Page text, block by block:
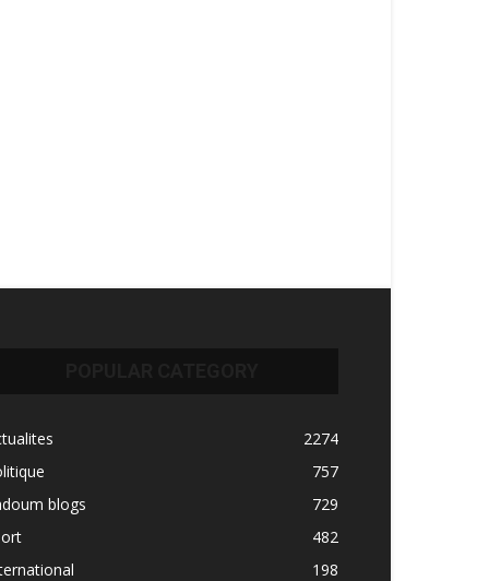
2274
757
blogs
729
482
198